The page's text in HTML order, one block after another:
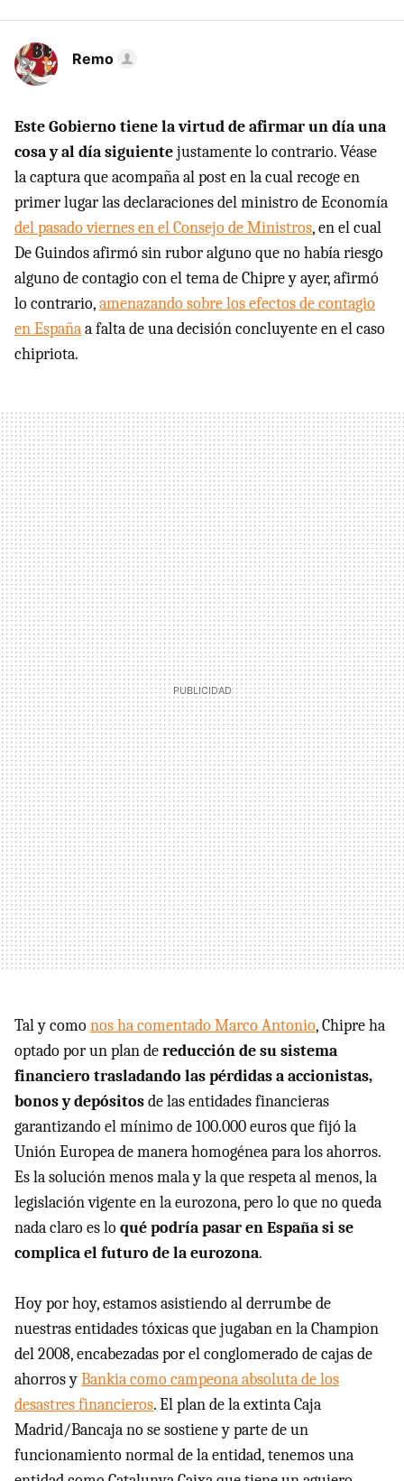
Remo
Este Gobierno tiene la virtud de afirmar un día una
cosa y al día siguientejustamente lo contrario. Véase
la captura que acompaña al post en la cual recoge en
primer lugar las declaraciones del ministro de Economía
del pasado viernes en el Consejo de Ministros, en el cual
De Guindos afirmó sin rubor alguno que no había riesgo
alguno de contagio con el tema de Chipre y ayer, afirmó
lo contrario,amenazando sobre los efectos de contagio
en Españaa falta de una decisión concluyente en el caso
chipriota.
Tal y comonos ha comentado Marco Antonio, Chipre ha
optado por un plan dereducción de su sistema
financiero trasladando las pérdidas a accionistas,
bonos y depósitosde las entidades financieras
garantizando el mínimo de 100.000 euros que fijó la
Unión Europea de manera homogénea para los ahorros.
Es la solución menos mala y la que respeta al menos, la
legislación vigente en la eurozona, pero lo que no queda
nada claro es loqué podría pasar en España si se
complica el futuro de la eurozona.
Hoy por hoy, estamos asistiendo al derrumbe de
nuestras entidades tóxicas que jugaban en la Champion
del 2008, encabezadas por el conglomerado de cajas de
ahorros yBankia como campeona absoluta de los
desastres financieros. El plan de la extinta Caja
Madrid/Bancaja no se sostiene y parte de un
funcionamiento normal de la entidad, tenemos una